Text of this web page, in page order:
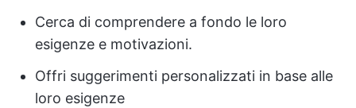
Cerca di comprendere a fondo le loro
esigenze e motivazioni.
Offri suggerimenti personalizzati in base alle
loro esigenze